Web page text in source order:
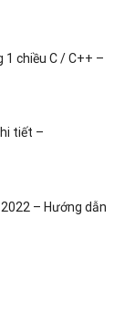
chiều C / C++ –
tiết –
– Hướng dẫn